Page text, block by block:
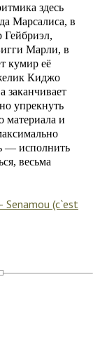
здесь
Марсалиса, в
Гейбриэл,
Марли, в
кумир её
Киджо
заканчивает
упрекнуть
материала и
— исполнить
весьма
(c`est